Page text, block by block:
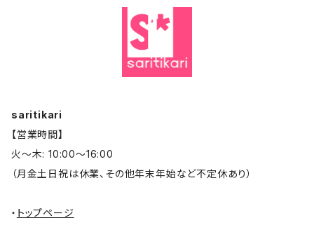
saritikari
【営業時間】
火～木: 10:00～16:00
（月金土日祝は休業、その他年末年始など不定休あり）
・ トップページ